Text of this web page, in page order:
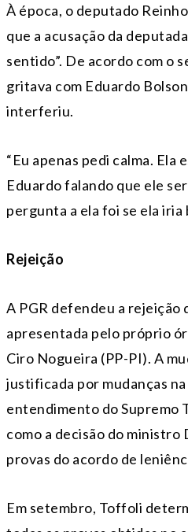
À época, o deputado
que a acusação da
sentido”. De acordo com o
gritava com Eduardo
interferiu.
“Eu apenas pedi calma. Ela
Eduardo falando que ele
pergunta a ela foi se ela iria
Rejeição
A PGR defendeu a rejeição
apresentada pelo próprio
Ciro Nogueira (PP-PI). A
justificada por mudanças
entendimento do Supremo
como a decisão do ministro
provas do acordo de
Em setembro, Toffoli